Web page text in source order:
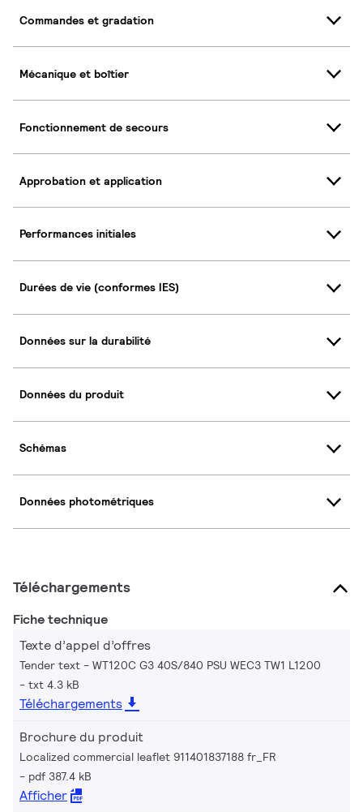
Commandes et gradation
Mécanique et boîtier
Fonctionnement de secours
Approbation et application
Performances initiales
Durées de vie (conformes IES)
Données sur la durabilité
Données du produit
Schémas
Données photométriques
Téléchargements
Fiche technique
Texte d’appel d’offres
Tender text - WT120C G3 40S/840 PSU WEC3 TW1 L1200
txt 4.3 kB
Téléchargements
Brochure du produit
Localized commercial leaflet 911401837188 fr_FR
pdf 387.4 kB
Afficher